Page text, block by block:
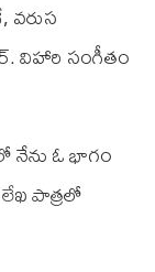
విహారి సంగీతం
నేను ఓ భాగం
పాత్రలో